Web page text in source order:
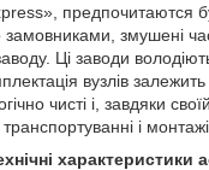
предпочитаются
замовниками, змушені
Ці заводи
вузлів
чисті і, завдяки
транспортуванні і монтажі.
характеристики